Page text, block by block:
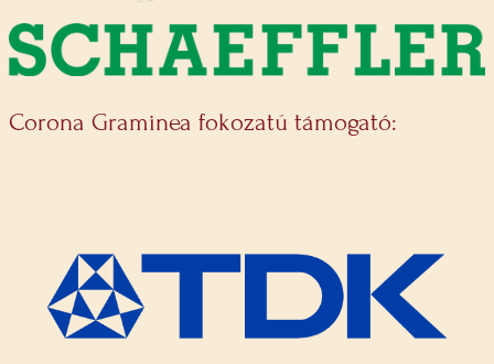
Corona Graminea fokozatú támogató: